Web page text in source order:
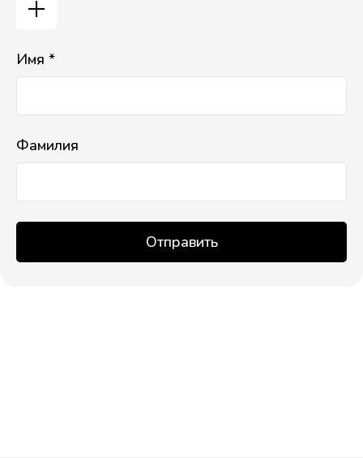
Имя *
Фамилия
Отправить